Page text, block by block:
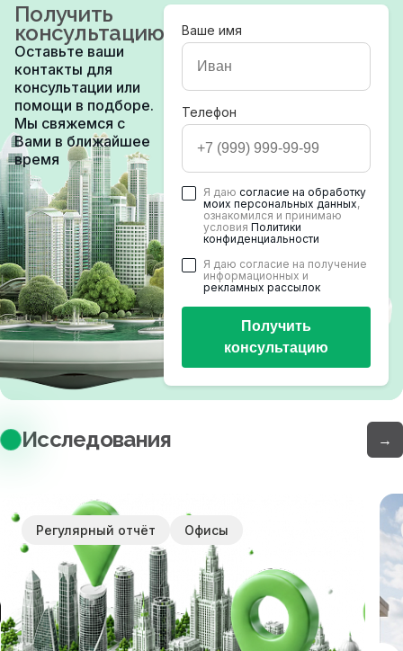
Получить
консультацию
Оставьте ваши
контакты для
консультации или
помощи в подборе.
Мы свяжемся с
Вами в ближайшее
время
Ваше имя
Телефон
Я даюсогласие на обработку
моих персональных данных,
ознакомился и принимаю
условияПолитики
конфиденциальности
Я даю согласие на получение
информационных и
рекламных рассылок
Получить
консультацию
Исследования →
Регулярный отчёт Офисы